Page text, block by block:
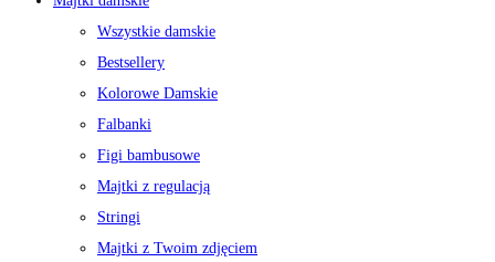
Wszystkie damskie
Bestsellery
Kolorowe Damskie
Falbanki
Figi bambusowe
Majtki z regulacją
Stringi
Majtki z Twoim zdjęciem